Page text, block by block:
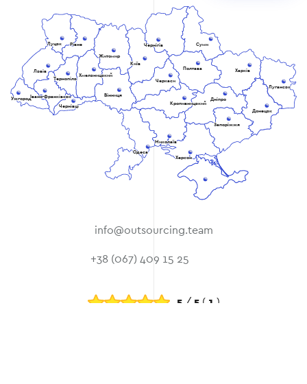
Львів
Луцьк Рівне
Вінниця
Хмельницький
Житомир
Чернівці
УжгородІвано-Франківськ
Тернопіль
Київ
Чернігів Суми
Полтава Харків
Луганськ
Донецьк
Дніпро
Черкаси
Кропивницький
Одеса
Запоріжжя
Херсон
Миколаїв
info@outsourcing.team
+38 (067) 409 15 25
5/ 5( 1 )